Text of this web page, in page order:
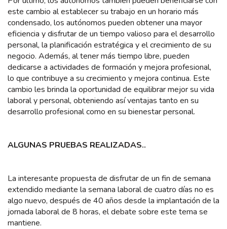
este cambio al establecer su trabajo en un horario más
condensado, los autónomos pueden obtener una mayor
eficiencia y disfrutar de un tiempo valioso para el desarrollo
personal, la planificación estratégica y el crecimiento de su
negocio. Además, al tener más tiempo libre, pueden
dedicarse a actividades de formación y mejora profesional,
lo que contribuye a su crecimiento y mejora continua. Este
cambio les brinda la oportunidad de equilibrar mejor su vida
laboral y personal, obteniendo así ventajas tanto en su
desarrollo profesional como en su bienestar personal.
ALGUNAS PRUEBAS REALIZADAS..
La interesante propuesta de disfrutar de un fin de semana
extendido mediante la semana laboral de cuatro días no es
algo nuevo, después de 40 años desde la implantación de la
jornada laboral de 8 horas, el debate sobre este tema se
mantiene.